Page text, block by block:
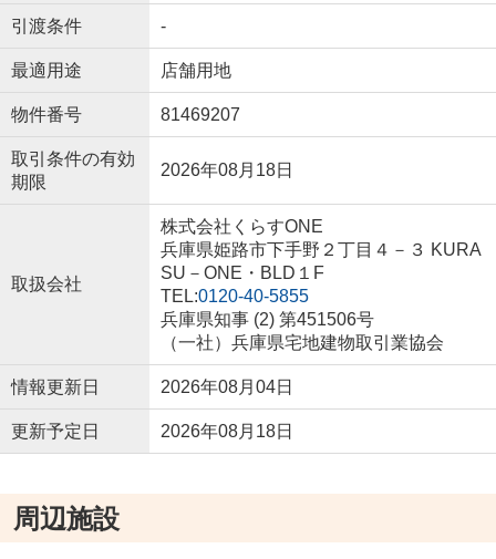
引渡条件 -
最適用途 店舗用地
物件番号 81469207
取引条件の有効
期限
2026年08月18日
取扱会社
株式会社くらすONE
兵庫県姫路市下手野２丁目４－３ KURA
SU－ONE・BLD１F
TEL:0120-40-5855
兵庫県知事 (2) 第451506号
（一社）兵庫県宅地建物取引業協会
情報更新日 2026年08月04日
更新予定日 2026年08月18日
周辺施設